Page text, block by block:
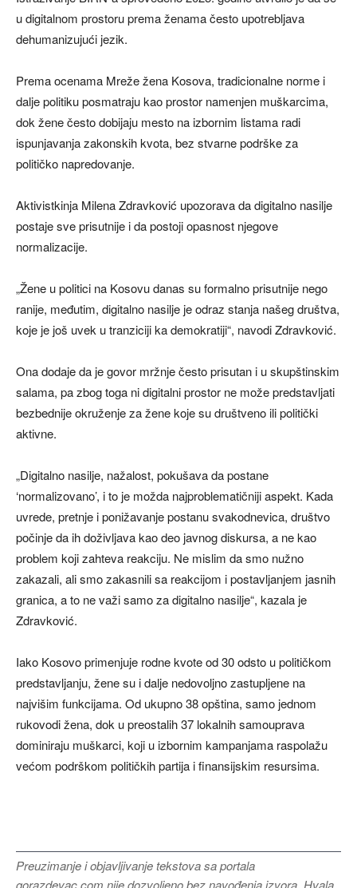
u digitalnom prostoru prema ženama često upotrebljava
dehumanizujući jezik.
Prema ocenama Mreže žena Kosova, tradicionalne norme i
dalje politiku posmatraju kao prostor namenjen muškarcima,
dok žene često dobijaju mesto na izbornim listama radi
ispunjavanja zakonskih kvota, bez stvarne podrške za
političko napredovanje.
Aktivistkinja Milena Zdravković upozorava da digitalno nasilje
postaje sve prisutnije i da postoji opasnost njegove
normalizacije.
„Žene u politici na Kosovu danas su formalno prisutnije nego
ranije, međutim, digitalno nasilje je odraz stanja našeg društva,
koje je još uvek u tranziciji ka demokratiji“, navodi Zdravković.
Ona dodaje da je govor mržnje često prisutan i u skupštinskim
salama, pa zbog toga ni digitalni prostor ne može predstavljati
bezbednije okruženje za žene koje su društveno ili politički
aktivne.
„Digitalno nasilje, nažalost, pokušava da postane
‘normalizovano’, i to je možda najproblematičniji aspekt. Kada
uvrede, pretnje i ponižavanje postanu svakodnevica, društvo
počinje da ih doživljava kao deo javnog diskursa, a ne kao
problem koji zahteva reakciju. Ne mislim da smo nužno
zakazali, ali smo zakasnili sa reakcijom i postavljanjem jasnih
granica, a to ne važi samo za digitalno nasilje“, kazala je
Zdravković.
Iako Kosovo primenjuje rodne kvote od 30 odsto u političkom
predstavljanju, žene su i dalje nedovoljno zastupljene na
najvišim funkcijama. Od ukupno 38 opština, samo jednom
rukovodi žena, dok u preostalih 37 lokalnih samouprava
dominiraju muškarci, koji u izbornim kampanjama raspolažu
većom podrškom političkih partija i finansijskim resursima.
Preuzimanje i objavljivanje tekstova sa portala
gorazdevac.com nije dozvoljeno bez navođenja izvora. Hvala